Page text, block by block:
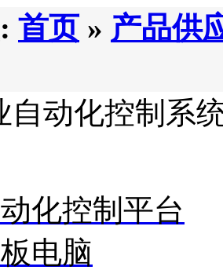
首页 » 产品供
自动化控制系
化控制平台
电脑